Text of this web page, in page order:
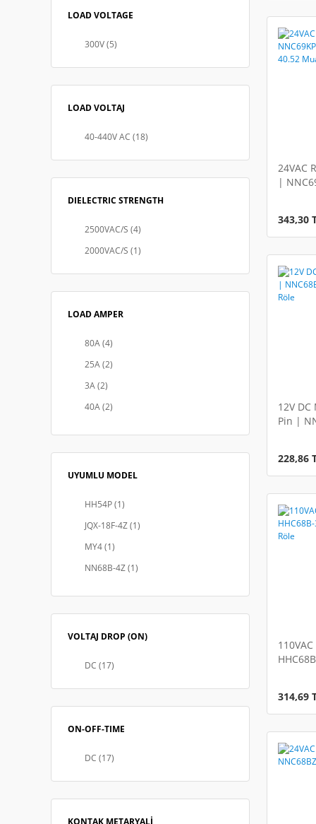
LOAD VOLTAGE
300V (5)
LOAD VOLTAJ
40-440V AC (18)
DIELECTRIC STRENGTH
2500VAC/S (4)
2000VAC/S (1)
LOAD AMPER
80A (4)
25A (2)
3A (2)
40A (2)
60A (2)
120A (1)
UYUMLU MODEL
HH54P (1)
JQX-18F-4Z (1)
MY4 (1)
NN68B-4Z (1)
VOLTAJ DROP (ON)
DC (17)
ON-OFF-TIME
DC (17)
KONTAK METARYALİ
24VAC
|
343,30
12V DC
Pin |
228,86
314,69